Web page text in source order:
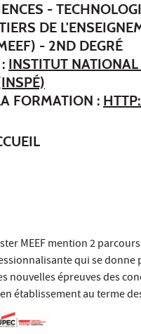
-
DE
- 2ND DEGRÉ
INSTITUT
FORMATION :
MEEF mention 2 parcours
qui se donne
nouvelles épreuves des
établissement au terme